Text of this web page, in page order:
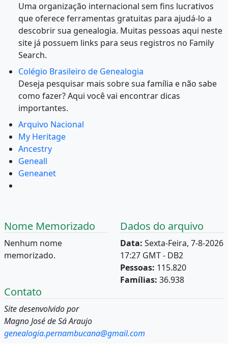
Uma organização internacional sem fins lucrativos
que oferece ferramentas gratuitas para ajudá-lo a
descobrir sua genealogia. Muitas pessoas aqui neste
site já possuem links para seus registros no Family
Search.
Colégio Brasileiro de Genealogia
Deseja pesquisar mais sobre sua família e não sabe
como fazer? Aqui você vai encontrar dicas
importantes.
Arquivo Nacional
My Heritage
Ancestry
Geneall
Geneanet
Nome Memorizado
Nenhum nome
memorizado.
Dados do arquivo
Data: Sexta-Feira, 7-8-2026
17:27 GMT - DB2
Pessoas: 115.820
Famílias: 36.938
Contato
Site desenvolvido por
Magno José de Sá Araujo
genealogia.pernambucana@gmail.com